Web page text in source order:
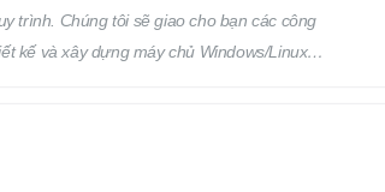
trình. Chúng tôi sẽ giao cho bạn các công
kế và xây dựng máy chủ Windows/Linux
hỗ trợ ứng dụng và phần mềm qua bàn